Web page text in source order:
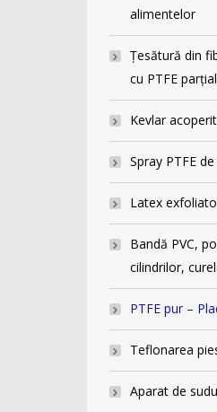
alimentelor
Ţesătură din
cu PTFE
Kevlar
Spray PTFE
Latex
Bandă PVC,
cilindrilor,
PTFE pur –
Teflonarea
Aparat de